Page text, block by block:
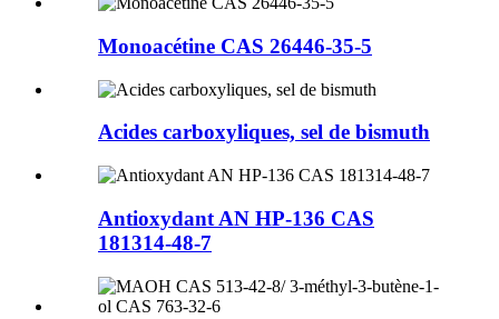
Monoacétine CAS 26446-35-5
Acides carboxyliques, sel de bismuth
Antioxydant AN HP-136 CAS
181314-48-7